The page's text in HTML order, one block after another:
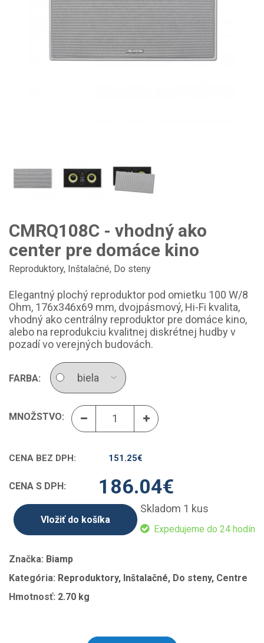
CMRQ108C - vhodný ako
center pre domáce kino
Reproduktory, Inštalačné, Do steny
Elegantný plochý reproduktor pod omietku 100 W/8
Ohm, 176x346x69 mm, dvojpásmový, Hi-Fi kvalita,
vhodný ako centrálny reproduktor pre domáce kino,
alebo na reprodukciu kvalitnej diskrétnej hudby v
pozadí vo verejných budovách.
FARBA:
MNOŽSTVO:
CENA BEZ DPH: 151.25€
CENA S DPH: 186.04€
Skladom 1 kus
Expedujeme do 24 hodín
Vložiť do košíka
Značka: Biamp
Kategória: Reproduktory, Inštalačné, Do steny, Centre
Hmotnosť: 2.70 kg